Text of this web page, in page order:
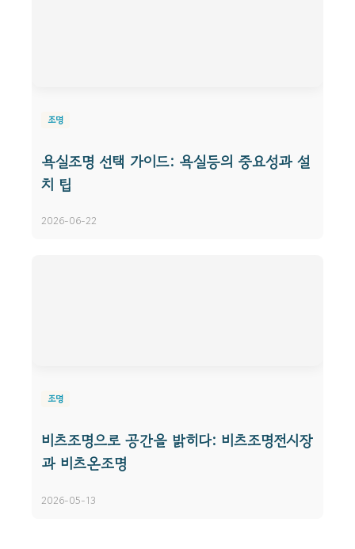
조명
욕실조명 선택 가이드: 욕실등의 중요성과 설
치 팁
2026-06-22
조명
비츠조명으로 공간을 밝히다: 비츠조명전시장
과 비츠온조명
2026-05-13